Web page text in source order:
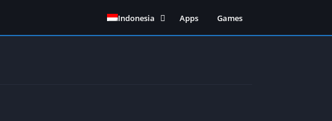
Indonesia
English
Apps Games